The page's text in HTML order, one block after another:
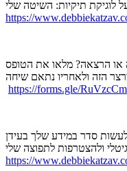
https://
או הרצאה? מלאו את הטופס
הזה ולאחריו נתאם שיחה
https://forms.gle/
סדר במידע שלך בעידן
ולהצטרפות לתפוצה שלי
https://